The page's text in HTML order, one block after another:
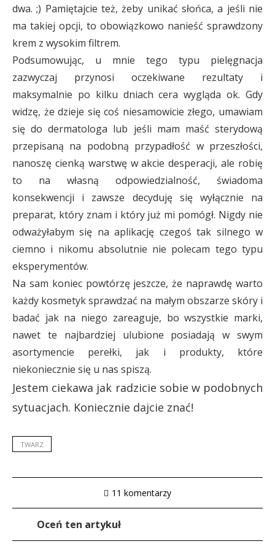
dwa. ;) Pamiętajcie też, żeby unikać słońca, a jeśli nie
ma takiej opcji, to obowiązkowo nanieść sprawdzony
krem z wysokim filtrem.
Podsumowując, u mnie tego typu pielęgnacja
zazwyczaj przynosi oczekiwane rezultaty i
maksymalnie po kilku dniach cera wygląda ok. Gdy
widzę, że dzieje się coś niesamowicie złego, umawiam
się do dermatologa lub jeśli mam maść sterydową
przepisaną na podobną przypadłość w przeszłości,
nanoszę cienką warstwę w akcie desperacji, ale robię
to na własną odpowiedzialność, świadoma
konsekwencji i zawsze decyduję się wyłącznie na
preparat, który znam i który już mi pomógł. Nigdy nie
odważyłabym się na aplikację czegoś tak silnego w
ciemno i nikomu absolutnie nie polecam tego typu
eksperymentów.
Na sam koniec powtórzę jeszcze, że naprawdę warto
każdy kosmetyk sprawdzać na małym obszarze skóry i
badać jak na niego zareaguje, bo wszystkie marki,
nawet te najbardziej ulubione posiadają w swym
asortymencie perełki, jak i produkty, które
niekoniecznie się u nas spiszą.
Jestem ciekawa jak radzicie sobie w podobnych
sytuacjach. Koniecznie dajcie znać!
TWARZ
11 komentarzy
Oceń ten artykuł